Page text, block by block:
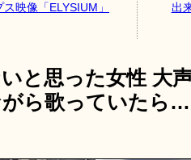
映像「ELYSIUM」
出
と思った女性 大
がら歌っていたら